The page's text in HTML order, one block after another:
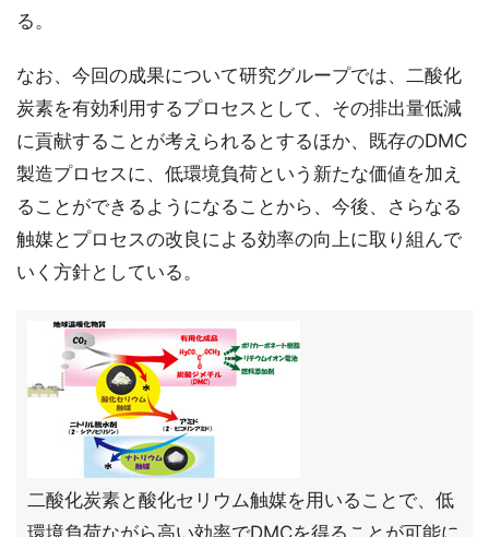
る。
なお、今回の成果について研究グループでは、二酸化
炭素を有効利用するプロセスとして、その排出量低減
に貢献することが考えられるとするほか、既存のDMC
製造プロセスに、低環境負荷という新たな価値を加え
ることができるようになることから、今後、さらなる
触媒とプロセスの改良による効率の向上に取り組んで
いく方針としている。
二酸化炭素と酸化セリウム触媒を用いることで、低